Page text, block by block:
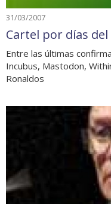
31/03/2007
Cartel por días del
Entre las últimas
Incubus, Mastodon,
Ronaldos